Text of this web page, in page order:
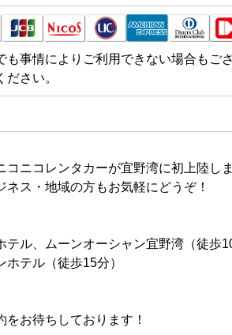
も事情によりご利用できない場合もご
さい。
コニコレンタカーが宜野湾に初上陸しま
ネス・地域の方もお気軽にどうぞ！
テル、ムーンオーシャン宜野湾（徒歩
ホテル（徒歩15分）
をお待ちしております！